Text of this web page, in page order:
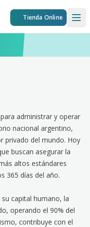
Tienda Online
administrar y operar
nacional argentino,
privado del mundo. Hoy
buscan asegurar la
altos estándares
365 días del año.
capital humano, la
operando el 90% del
contribuye con el